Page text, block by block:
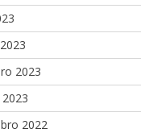
2023
2023
2022